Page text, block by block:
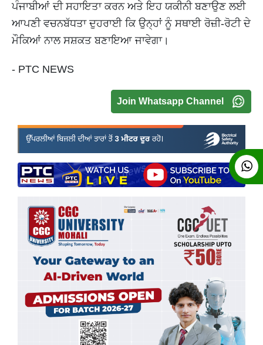
ਪੰਜਾਬੀਆਂ ਦੀ ਸਹਾਇਤਾ ਕਰਨ ਅਤੇ ਇਹ ਯਕੀਨੀ ਬਣਾਉਣ ਲਈ
ਆਪਣੀ ਵਚਨਬੱਧਤਾ ਦੁਹਰਾਈ ਕਿ ਉਨ੍ਹਾਂ ਨੂੰ ਸਥਾਈ ਰੋਜ਼ੀ-ਰੋਟੀ ਦੇ
ਮੌਕਿਆਂ ਨਾਲ ਸਸ਼ਕਤ ਬਣਾਇਆ ਜਾਵੇਗਾ।
- PTC NEWS
Join Whatsapp Channel